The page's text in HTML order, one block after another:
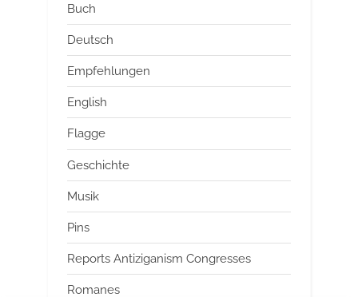
Buch
Deutsch
Empfehlungen
English
Flagge
Geschichte
Musik
Pins
Reports Antiziganism Congresses
Romanes